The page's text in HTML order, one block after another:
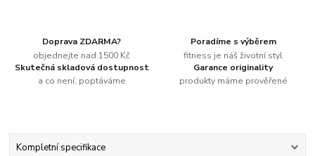
Doprava ZDARMA?
objednejte nad 1500 Kč
Poradíme s výběrem
fitness je náš životní styl
Skutečná skladová dostupnost
a co není, poptáváme
Garance originality
produkty máme prověřené
Kompletní specifikace